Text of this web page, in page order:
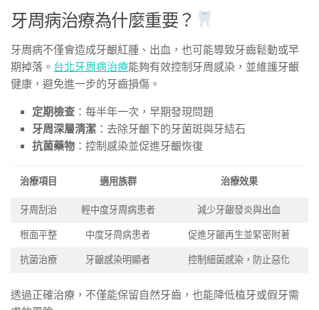
牙周病治療為什麼重要？
牙周病不僅會造成牙齦紅腫、出血，也可能導致牙齒鬆動或早
期掉落。 台北牙周病治療能夠有效控制牙周感染，並維護牙齦
健康，避免進一步的牙齒損傷。
定期檢查 ：每半年一次，早期發現問題
牙周深層清潔 ：去除牙齦下的牙菌斑與牙結石
抗菌藥物 ：控制感染並促進牙齦恢復
治療項目 適用族群 治療效果
牙周刮治 輕中度牙周病患者 減少牙齦發炎與出血
根面平整 中度牙周病患者 促進牙齦再生並緊密附著
抗菌治療 牙齦感染明顯者 控制細菌感染，防止惡化
透過正確治療，不僅能保留自然牙齒，也能降低植牙或假牙需